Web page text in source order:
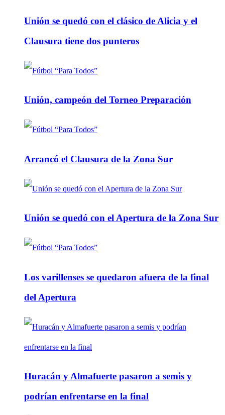
Unión se quedó con el clásico de Alicia y el
Clausura tiene dos punteros
Unión, campeón del Torneo Preparación
Arrancó el Clausura de la Zona Sur
Unión se quedó con el Apertura de la Zona Sur
Los varillenses se quedaron afuera de la final
del Apertura
Huracán y Almafuerte pasaron a semis y
podrían enfrentarse en la final